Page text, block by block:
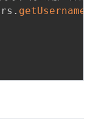
. getUsername